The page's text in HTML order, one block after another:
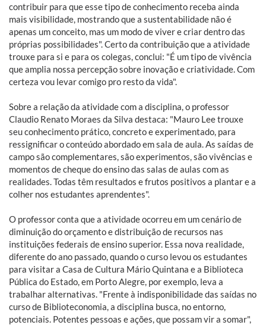
contribuir para que esse tipo de conhecimento receba ainda
mais visibilidade, mostrando que a sustentabilidade não é
apenas um conceito, mas um modo de viver e criar dentro das
próprias possibilidades". Certo da contribuição que a atividade
trouxe para si e para os colegas, conclui: "É um tipo de vivência
que amplia nossa percepção sobre inovação e criatividade. Com
certeza vou levar comigo pro resto da vida".
Sobre a relação da atividade com a disciplina, o professor
Claudio Renato Moraes da Silva destaca: "Mauro Lee trouxe
seu conhecimento prático, concreto e experimentado, para
ressignificar o conteúdo abordado em sala de aula. As saídas de
campo são complementares, são experimentos, são vivências e
momentos de cheque do ensino das salas de aulas com as
realidades. Todas têm resultados e frutos positivos a plantar e a
colher nos estudantes aprendentes".
O professor conta que a atividade ocorreu em um cenário de
diminuição do orçamento e distribuição de recursos nas
instituições federais de ensino superior. Essa nova realidade,
diferente do ano passado, quando o curso levou os estudantes
para visitar a Casa de Cultura Mário Quintana e a Biblioteca
Pública do Estado, em Porto Alegre, por exemplo, leva a
trabalhar alternativas. "Frente à indisponibilidade das saídas no
curso de Biblioteconomia, a disciplina busca, no entorno,
potenciais. Potentes pessoas e ações, que possam vir a somar",